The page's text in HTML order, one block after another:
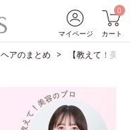
マイページ
0
カート
ヘアのまとめ 【教えて！美